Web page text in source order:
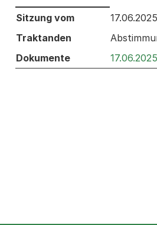
Behandelt an den folgenden
Sitzung vom
17.06.2025
Traktanden
Dokumente